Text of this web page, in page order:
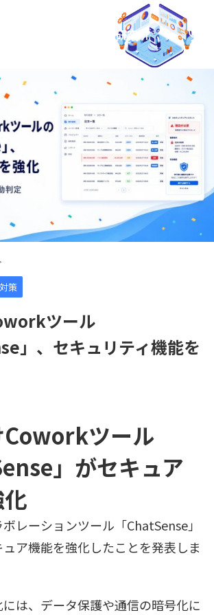
LLMO マーケティング研究所
策
ツール
」、セキュリティ機能を
Coworkツール
」がセキュア
レーションツール「ChatSense」
ア機能を強化したことを発表しま
は、データ保護や通信の暗号化に